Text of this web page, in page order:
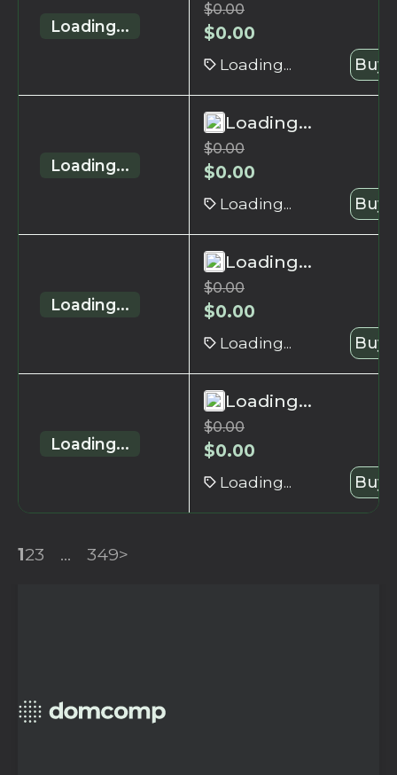
Loading...
$0.00
$0.00
Loading... Buy
Loading...
Loading...
$0.00
$0.00
Loading... Buy
Loading...
Loading...
$0.00
$0.00
Loading... Buy
Loading...
Loading...
$0.00
$0.00
Loading... Buy
123 ... 349>